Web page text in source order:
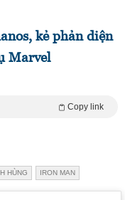
kẻ phản diện
Marvel
Copy link
HÙNG IRON MAN